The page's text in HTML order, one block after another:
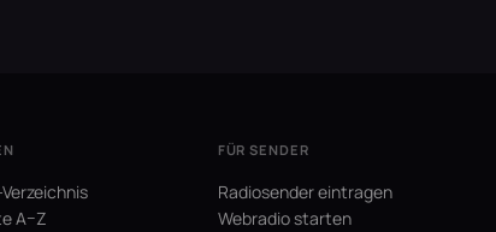
A–Z
FÜR SENDER
Radiosender eintragen
Webradio starten